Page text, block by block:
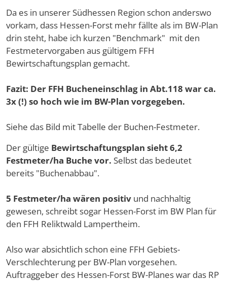
Da es in unserer Südhessen Region schon anderswo
vorkam, dass Hessen-Forst mehr fällte als im BW-Plan
drin steht, habe ich kurzen "Benchmark" mit den
Festmetervorgaben aus gültigem FFH
Bewirtschaftungsplan gemacht.
Fazit: Der FFH Bucheneinschlag in Abt.118 war ca.
3x (!) so hoch wie im BW-Plan vorgegeben.
Siehe das Bild mit Tabelle der Buchen-Festmeter.
Der gültige Bewirtschaftungsplan sieht 6,2
Festmeter/ha Buche vor. Selbst das bedeutet
bereits "Buchenabbau".
5 Festmeter/ha wären positiv und nachhaltig
gewesen, schreibt sogar Hessen-Forst im BW Plan für
den FFH Reliktwald Lampertheim.
Also war absichtlich schon eine FFH Gebiets-
Verschlechterung per BW-Plan vorgesehen.
Auftraggeber des Hessen-Forst BW-Planes war das RP